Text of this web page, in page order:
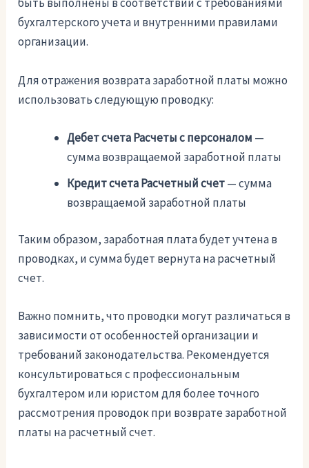
бухгалтерского учета и внутренними правилами
организации.
Для отражения возврата заработной платы можно
использовать следующую проводку:
Дебет счета Расчеты с персоналом —
сумма возвращаемой заработной платы
Кредит счета Расчетный счет— сумма
возвращаемой заработной платы
Таким образом, заработная плата будет учтена в
проводках, и сумма будет вернута на расчетный
счет.
Важно помнить, что проводки могут различаться в
зависимости от особенностей организации и
требований законодательства. Рекомендуется
консультироваться с профессиональным
бухгалтером или юристом для более точного
рассмотрения проводок при возврате заработной
платы на расчетный счет.